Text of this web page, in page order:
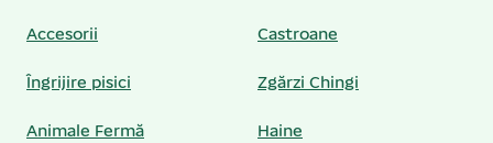
Accesorii Castroane
Îngrijire pisici Zgărzi Chingi
Animale Fermă Haine